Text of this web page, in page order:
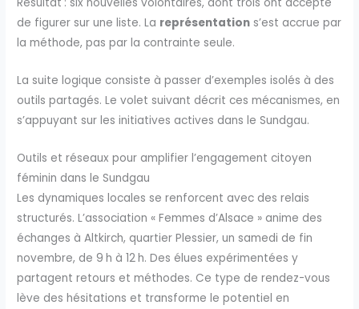
de figurer sur une liste. La représentation s’est accrue par
la méthode, pas par la contrainte seule.
La suite logique consiste à passer d’exemples isolés à des
outils partagés. Le volet suivant décrit ces mécanismes, en
s’appuyant sur les initiatives actives dans le Sundgau.
Outils et réseaux pour amplifier l’engagement citoyen
féminin dans le Sundgau
Les dynamiques locales se renforcent avec des relais
structurés. L’association « Femmes d’Alsace » anime des
échanges à Altkirch, quartier Plessier, un samedi de fin
novembre, de 9 h à 12 h. Des élues expérimentées y
partagent retours et méthodes. Ce type de rendez-vous
lève des hésitations et transforme le potentiel en